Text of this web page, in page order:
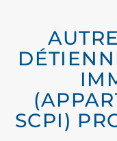
SCPI)